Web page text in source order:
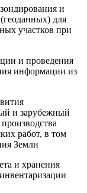
и
для
участков при
и проведения
информации из
и зарубежный
работ, в том
Земли
и хранения